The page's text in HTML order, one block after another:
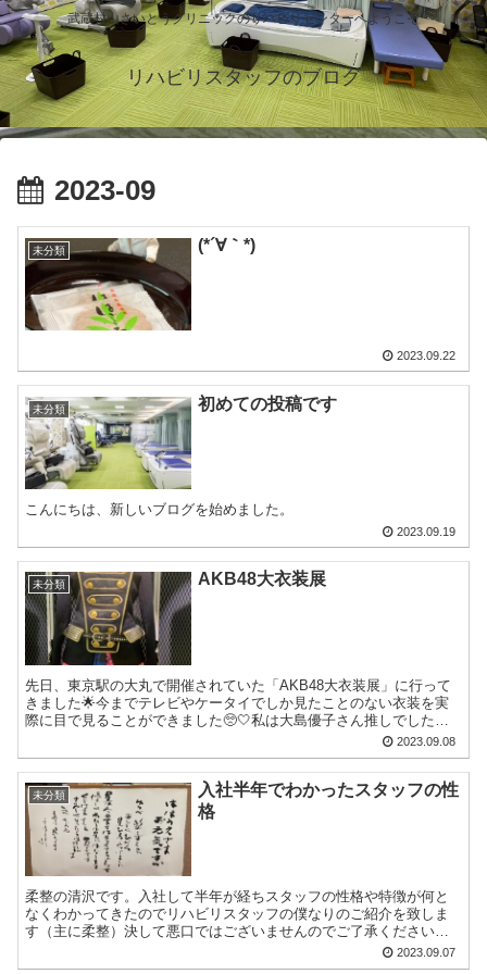
武蔵村山さいとうクリニックのリハビリセンターへようこそ
リハビリスタッフのブログ
2023-09
未分類 (*´∀｀*)
2023.09.22
未分類 初めての投稿です
こんにちは、新しいブログを始めました。
2023.09.19
未分類 AKB48大衣装展
先日、東京駅の大丸で開催されていた「AKB48大衣装展」に行って
きました🌟今までテレビやケータイでしか見たことのない衣装を実
際に目で見ることができました🥺🤍私は大島優子さん推しでしたの
で、大島優子さんの衣装の写真を載せたいと思います🍒↓ヘビ...2023.09.08
未分類
入社半年でわかったスタッフの性
格
柔整の清沢です。入社して半年が経ちスタッフの性格や特徴が何と
なくわかってきたのでリハビリスタッフの僕なりのご紹介を致しま
す（主に柔整）決して悪口ではございませんのでご了承ください。
＜大矢さん＞リハビリ科の優しき門番。この人失くしてリハビリ
科...
2023.09.07